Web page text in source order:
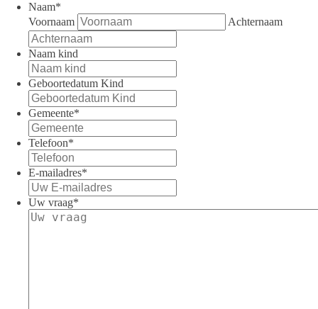
Naam*
Voornaam
Achternaam
Naam kind
Geboortedatum Kind
Gemeente*
Telefoon*
E-mailadres*
Uw vraag*